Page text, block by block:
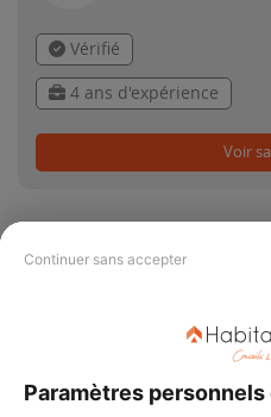
Continuer sans accepter
Paramètres
Vérifié
4 ans d'expérience
Voir
PAS LE